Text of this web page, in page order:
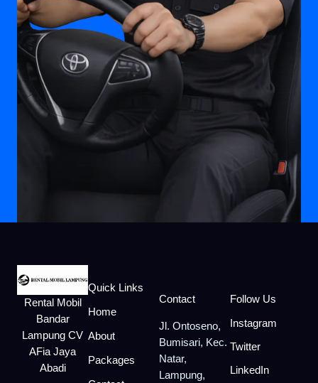
Rental Mobil
Bandar
Lampung CV
AFia Jaya
Abadi
Quick Links
Home
About
Packages
Contact
Jl. Ontoseno,
Bumisari, Kec.
Natar,
Lampung,
Follow Us
Instagram
Twitter
LinkedIn